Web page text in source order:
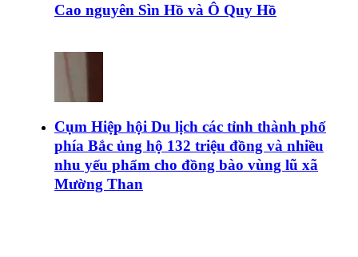
Cao nguyên Sìn Hồ và Ô Quy Hồ
Cụm Hiệp hội Du lịch các tỉnh thành phố
phía Bắc ủng hộ 132 triệu đồng và nhiều
nhu yếu phẩm cho đồng bào vùng lũ xã
Mường Than